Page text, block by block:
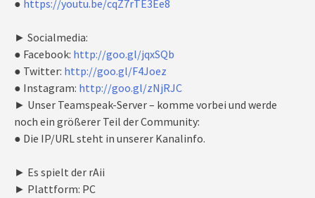
● https://youtu.be/cqZ7rTE3Ee8
► Socialmedia:
● Facebook: http://goo.gl/jqxSQb
● Twitter: http://goo.gl/F4Joez
● Instagram: http://goo.gl/zNjRJC
► Unser Teamspeak-Server – komme vorbei und werde
noch ein größerer Teil der Community:
● Die IP/URL steht in unserer Kanalinfo.
► Es spielt der rAii
► Plattform: PC